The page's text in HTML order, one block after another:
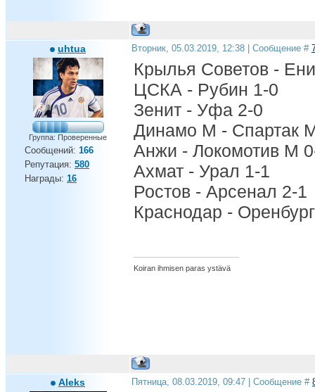
uhtua
Группа: Проверенные
Сообщений: 166
Репутация: 580
Награды: 16
Вторник, 05.03.2019, 12:38 | Сообщение #
Крылья Советов -
ЦСКА - Рубин 1-0
Зенит - Уфа 2-0
Динамо М - Спартак
Анжи - Локомотив М
Ахмат - Урал 1-1
Ростов - Арсенал 2-1
Краснодар -
Koiran ihmisen paras ystävä
Aleks Пятница, 08.03.2019, 09:47 | Сообщение #